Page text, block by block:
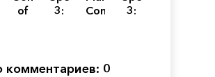
of
3:
Conquest
3:
комментариев: 0